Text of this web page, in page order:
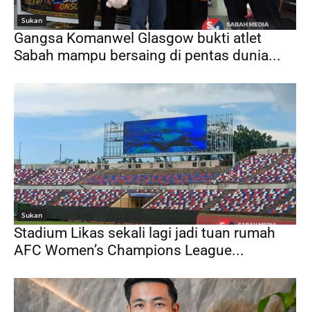
Sukan
Gangsa Komanwel Glasgow bukti atlet
Sabah mampu bersaing di pentas dunia...
Sukan
Stadium Likas sekali lagi jadi tuan rumah
AFC Women’s Champions League...